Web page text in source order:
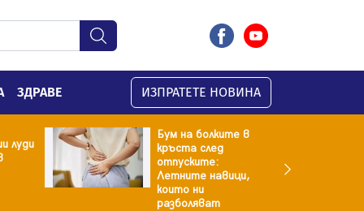
ЗДРАВЕ ИЗПРАТЕТЕ НОВИНА
луди
Бум на болките в
кръста след
отпуските:
Летните навици,
които ни
разболяват